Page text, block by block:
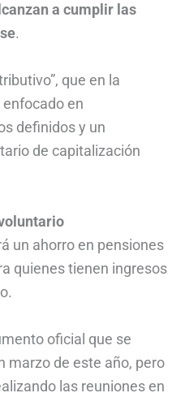
a cumplir las
.
que en la
en
definidos y un
de capitalización
un ahorro en pensiones
quienes tienen ingresos
oficial que se
marzo de este año, pero
las reuniones en